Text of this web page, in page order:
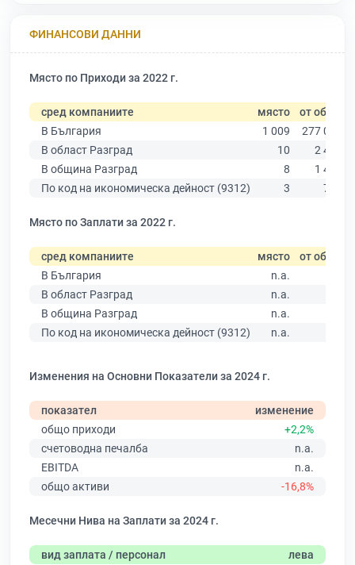
ФИНАНСОВИ ДАННИ
Място по Приходи за 2022 г.
сред компаниите място от общо
В България
1 009
277 019
В област Разград
10
2 463
В община Разград
8
1 495
По код на икономическа дейност (9312)
3 759
Място по Заплати за 2022 г.
сред компаниите място от общо
В България
n.a.
В област Разград
n.a.
В община Разград
n.a.
По код на икономическа дейност (9312)
n.a.
Изменения на Основни Показатели за 2024 г.
показател
изменение
общо приходи
+2,2%
счетоводна печалба
n.a.
EBITDA
n.a.
общо активи
-16,8%
Месечни Нива на Заплати за 2024 г.
вид заплата / персонал
лева